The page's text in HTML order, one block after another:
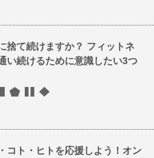
捨て続けますか？ フィットネ
い続けるために意識したい3つ
コト・ヒトを応援しよう！オン